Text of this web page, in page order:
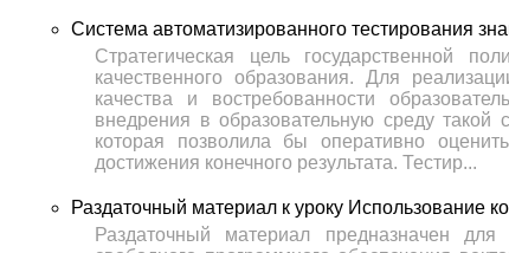
Система автоматизированного тестирования
Стратегическая цель государственной
качественного образования. Для
качества и востребованности
внедрения в образовательную среду такой
которая позволила бы оперативно
достижения конечного результата. Тестир...
Раздаточный материал к уроку Использование
Раздаточный материал предназначен для